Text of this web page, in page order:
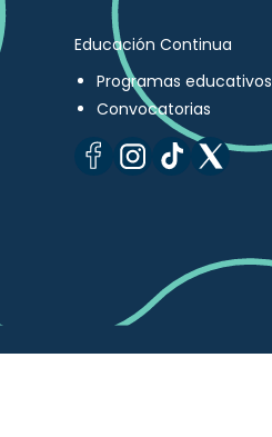
Educación Continua
Programas educativos
Convocatorias